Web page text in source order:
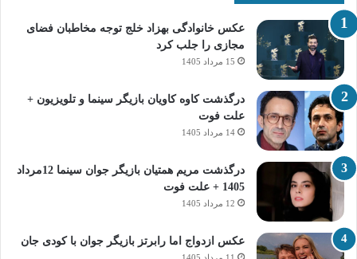
عکس خانوادگی بهزاد خلج توجه مخاطبان فضای
مجازی را جلب کرد
15 مرداد 1405
درگذشت کاوه کاویان بازیگر سینما و تلویزیون +
علت فوت
14 مرداد 1405
درگذشت مریم همتیان بازیگر جوان سینما 12مرداد
1405 + علت فوت
12 مرداد 1405
عکس ازدواج اما رابرتز بازیگر جوان با کودی جان